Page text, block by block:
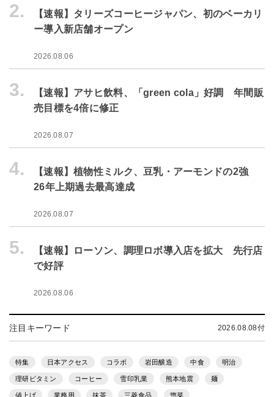
2.
【速報】タリーズコーヒージャパン、初のベーカリ
ー導入新店舗オープン
2026.08.06
3.
【速報】アサヒ飲料、「green cola」好調 年間販
売目標を4倍に修正
2026.08.07
4.
【速報】植物性ミルク、豆乳・アーモンドの2強
26年上期過去最高達成
2026.08.07
5.
【速報】ローソン、調理ロボ導入店を拡大 先行店
で好評
2026.08.06
注目キーワード 2026.08.08付
特集 日本アクセス コラボ 岩田醸造 中食 明治
理研ビタミン コーヒー 雪印乳業 熊本地震 麺
値上げ 業務用 抹茶 三菱食品 惣菜